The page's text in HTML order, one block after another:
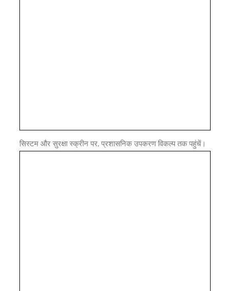
सिस्टम और सुरक्षा स्क्रीन पर, प्रशासनिक उपकरण विकल्प तक पहुंचें।